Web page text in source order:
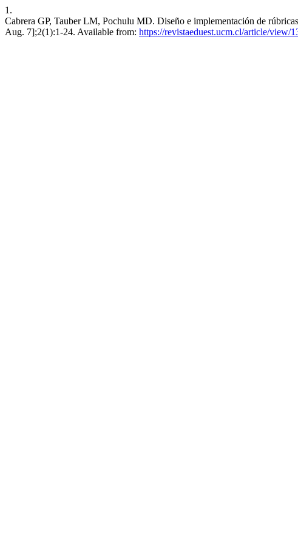
1.
Cabrera GP, Tauber LM, Pochulu MD. Diseño e implementación de
Aug. 7];2(1):1-24. Available from: https://revistaeduest.ucm.cl/article/view/